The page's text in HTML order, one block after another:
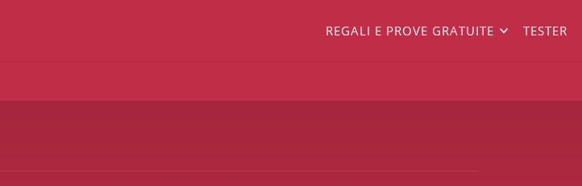
REGALI E PROVE GRATUITE TESTER